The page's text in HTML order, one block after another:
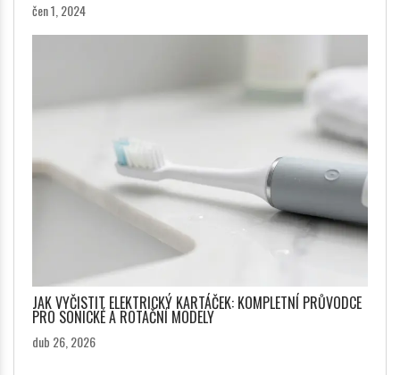
čen 1, 2024
JAK VYČISTIT ELEKTRICKÝ KARTÁČEK: KOMPLETNÍ PRŮVODCE
PRO SONICKÉ A ROTAČNÍ MODELY
dub 26, 2026